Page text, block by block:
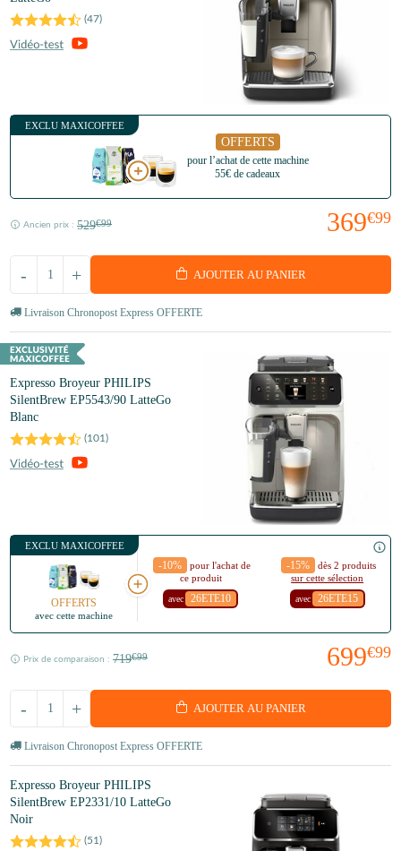
(47)
EXCLU MAXICOFFEE
OFFERTS
pour l’achat de cette machine
55€ de cadeaux
369€99
Ancien prix : 529€99
+
- AJOUTER AU PANIER
Livraison Chronopost Express OFFERTE
Expresso Broyeur PHILIPS
SilentBrew EP5543/90 LatteGo
Blanc
(101)
EXCLU MAXICOFFEE
OFFERTS
avec cette machine
-10%
pour l'achat de
ce produit
avec 26ETE10
-15%
dès 2 produits
sur cette sélection
avec 26ETE15
699€99
Prix de comparaison : 719€99
+
- AJOUTER AU PANIER
Livraison Chronopost Express OFFERTE
Expresso Broyeur PHILIPS
SilentBrew EP2331/10 LatteGo
Noir
(51 )